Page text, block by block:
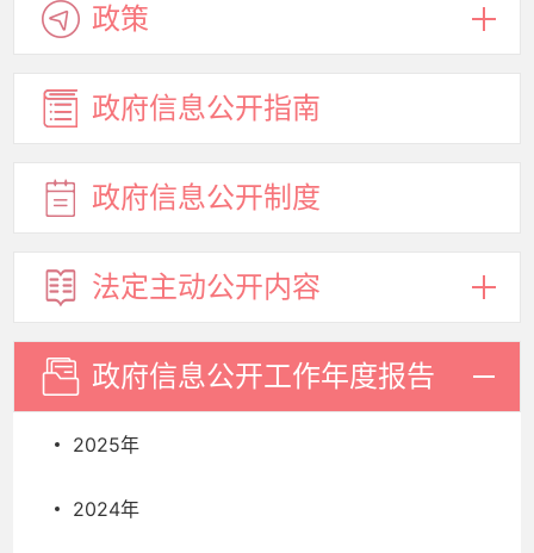
政策
政府信息公开指南
政府信息公开制度
法定主动公开内容
政府信息公开工作年度报告
2025年
2024年